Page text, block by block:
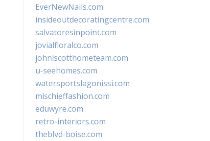
EverNewNails.com
insideoutdecoratingcentre.com
salvatoresinpoint.com
jovialfloralco.com
johnlscotthometeam.com
u-seehomes.com
watersportslagonissi.com
mischieffashion.com
eduwyre.com
retro-interiors.com
theblvd-boise.com